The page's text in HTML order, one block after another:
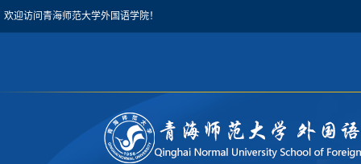
欢迎访问青海师范大学外国语学院！